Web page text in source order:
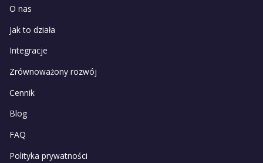
O nas
Jak to działa
Integracje
Zrównoważony rozwój
Cennik
Blog
FAQ
Polityka prywatności